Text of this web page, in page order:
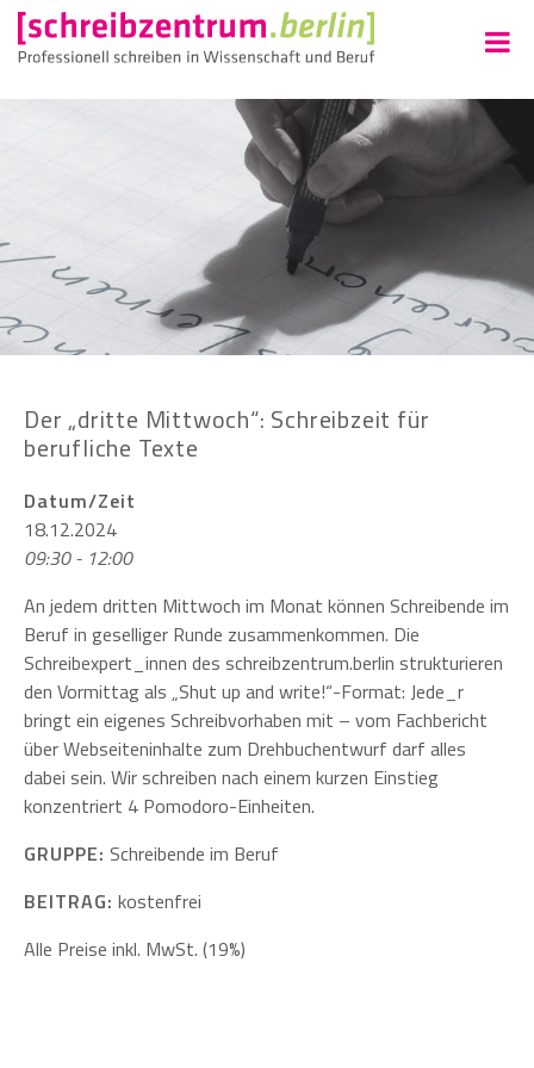
Der „dritte Mittwoch“: Schreibzeit für
berufliche Texte
Datum/Zeit
18.12.2024
09:30 - 12:00
An jedem dritten Mittwoch im Monat können Schreibende im
Beruf in geselliger Runde zusammenkommen. Die
Schreibexpert_innen des schreibzentrum.berlin strukturieren
den Vormittag als „Shut up and write!“-Format: Jede_r
bringt ein eigenes Schreibvorhaben mit – vom Fachbericht
über Webseiteninhalte zum Drehbuchentwurf darf alles
dabei sein. Wir schreiben nach einem kurzen Einstieg
konzentriert 4 Pomodoro-Einheiten.
GRUPPE: Schreibende im Beruf
BEITRAG: kostenfrei
Alle Preise inkl. MwSt. (19%)